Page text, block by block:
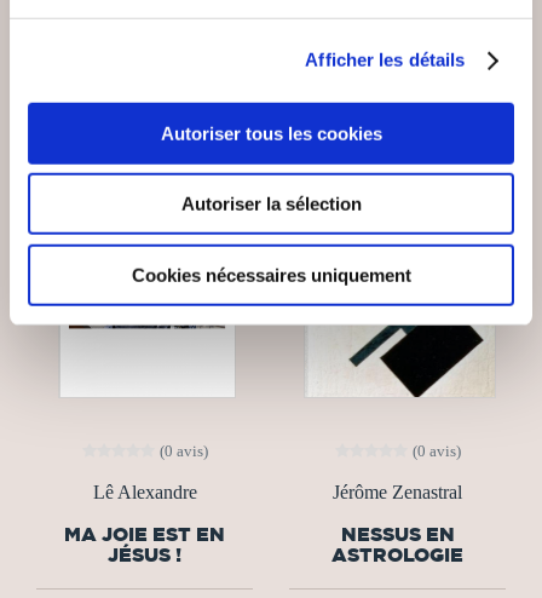
Afficher les détails
Autoriser tous les cookies
Autoriser la sélection
Cookies nécessaires uniquement
14€50 13€00
(0 avis)
Lê Alexandre
MA JOIE EST EN
JÉSUS !
(0 avis)
Jérôme Zenastral
NESSUS EN
ASTROLOGIE